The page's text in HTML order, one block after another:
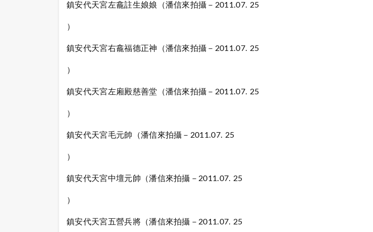
鎮安代天宮左龕註生娘娘（潘信來拍攝－2011.07. 25
）
鎮安代天宮右龕福德正神（潘信來拍攝－2011.07. 25
）
鎮安代天宮左廂殿慈善堂（潘信來拍攝－2011.07. 25
）
鎮安代天宮毛元帥（潘信來拍攝－2011.07. 25
）
鎮安代天宮中壇元帥（潘信來拍攝－2011.07. 25
）
鎮安代天宮五營兵將（潘信來拍攝－2011.07. 25